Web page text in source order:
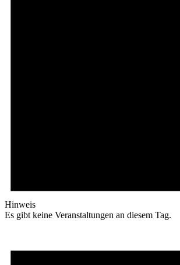
Hinweis
Es gibt keine Veranstaltungen an diesem Tag.